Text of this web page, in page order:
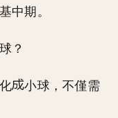
中期。
？
小球，不僅需